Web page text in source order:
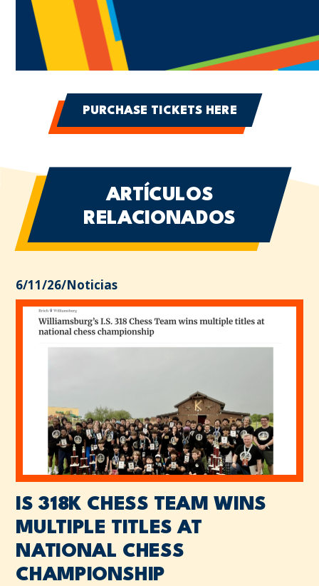
PURCHASE TICKETS HERE
ARTÍCULOS
RELACIONADOS
6/11/26/Noticias
IS 318K CHESS TEAM WINS
MULTIPLE TITLES AT
NATIONAL CHESS
CHAMPIONSHIP